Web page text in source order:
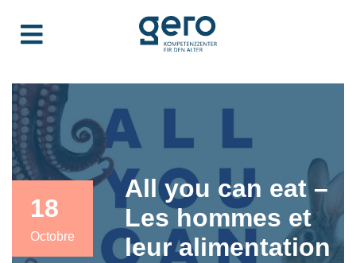
18
Octobre
All you can eat –
Les hommes et
leur alimentation